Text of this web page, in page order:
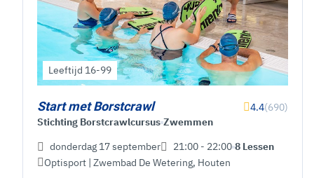
Leeftijd 16-99
Start met Borstcrawl 4.4(690)
Stichting Borstcrawlcursus Zwemmen
donderdag 17 september
21:00 - 22:00 8 Lessen
Optisport | Zwembad De Wetering, Houten